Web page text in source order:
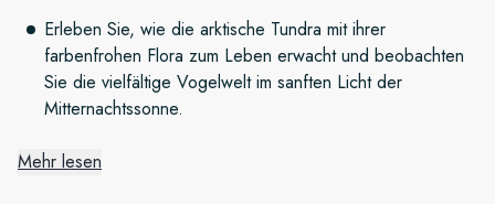
Erleben Sie, wie die arktische Tundra mit ihrer
farbenfrohen Flora zum Leben erwacht und beobachten
Sie die vielfältige Vogelwelt im sanften Licht der
Mitternachtssonne.
Die Arktis in voller Blüte
Mehr lesen